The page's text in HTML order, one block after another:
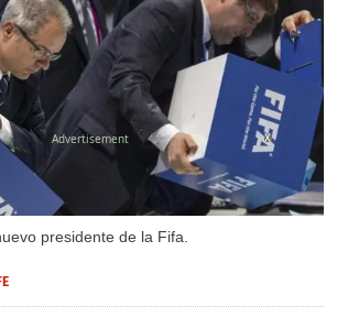
presidente de la Fifa.
X